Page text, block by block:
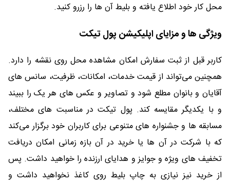
محل کار خود اطلاع یافته و بلیط آن ها را رزرو کنید.
ویژگی ها و مزایای اپلیکیشن پول تیکت
کاربر قبل از ثبت سفارش امکان مشاهده محل روی نقشه را دارد.
همچنین می‌تواند از قیمت خدمات، امکانات، ظرفیت، سانس های
آقایان و بانوان مطلع شود و تصاویر و عکس های هر یک را ببیند
و با یکدیگر مقایسه کند. پول تیکت در مناسبت های مختلف،
مسابقه ها و جشنواره های متنوعی برای کاربران خود برگزار می‌کند
که با شرکت در آن ها یا خرید در آن بازه زمانی امکان دریافت
تخفیف های ویژه و جوایز و هدایای ارزنده را خواهید داشت. پس
از خرید نیز نیازی به چاپ بلیط روی کاغذ نخواهید داشت و